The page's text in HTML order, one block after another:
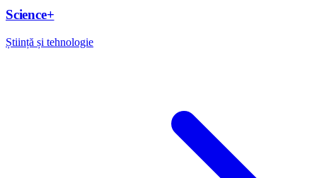
Science+
Știință și tehnologie